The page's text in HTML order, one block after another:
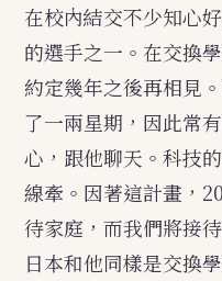
在校內結交不少知心
的選手之一。在交換
約定幾年之後再相見
了一兩星期，因此常
心，跟他聊天。科技
線牽。因著這計畫，
待家庭，而我們將接
日本和他同樣是交換